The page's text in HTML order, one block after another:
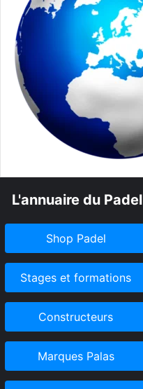
L'annuaire du Padel
Shop Padel
Stages et formations
Constructeurs
Marques Palas